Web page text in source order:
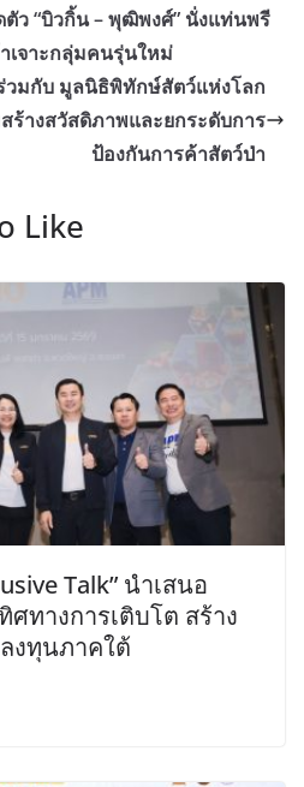
ว “บิวกิ้น – พุฒิพงศ์” นั่งแท่นพรี
เจาะกลุ่มคนรุ่นใหม่
วมกับ มูลนิธิพิทักษ์สัตว์แห่งโลก
ร้างสวัสดิภาพและยกระดับการ
ป้องกันการค้าสัตว์ป่า
Like
Talk” นำเสนอ
ทางการเติบโต สร้าง
งทุนภาคใต้